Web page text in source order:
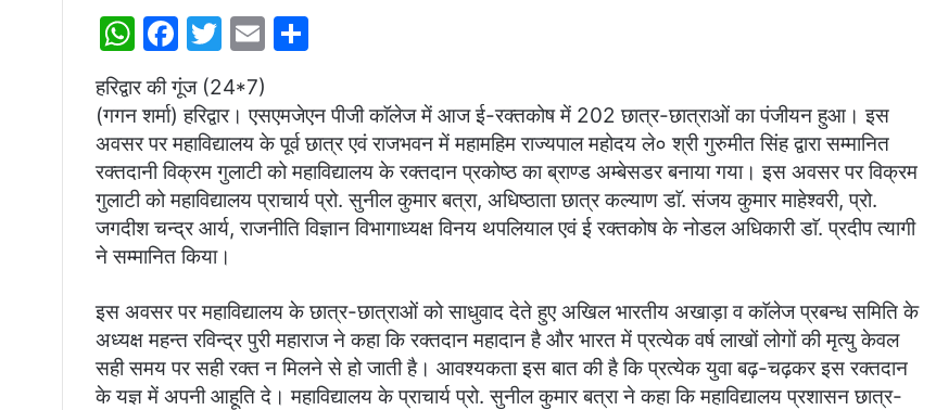
W
at
s
A
p
p
F
a
c
e
b
o
o
k
T
itt
er
E
ai
l
ar
e
हरिद्वार की गूंज (24*7)
(गगन शर्मा) हरिद्वार। एसएमजेएन पीजी काॅलेज में आज ई-रक्तकोष में 202 छात्र-छात्राओं का पंजीयन हुआ। इस
अवसर पर महाविद्यालय के पूर्व छात्र एवं राजभवन में महामहिम राज्यपाल महोदय ले० श्री गुरुमीत सिंह द्वारा सम्मानित
रक्तदानी विक्रम गुलाटी को महाविद्यालय के रक्तदान प्रकोष्ठ का ब्राण्ड अम्बेसडर बनाया गया। इस अवसर पर विक्रम
गुलाटी को महाविद्यालय प्राचार्य प्रो. सुनील कुमार बत्रा, अधिष्ठाता छात्र कल्याण डाॅ. संजय कुमार माहेश्वरी, प्रो.
जगदीश चन्द्र आर्य, राजनीति विज्ञान विभागाध्यक्ष विनय थपलियाल एवं ई रक्तकोष के नोडल अधिकारी डाॅ. प्रदीप त्यागी
ने सम्मानित किया।
इस अवसर पर महाविद्यालय के छात्र-छात्राओं को साधुवाद देते हुए अखिल भारतीय अखाड़ा व काॅलेज प्रबन्ध समिति के
अध्यक्ष महन्त रविन्द्र पुरी महाराज ने कहा कि रक्तदान महादान है और भारत में प्रत्येक वर्ष लाखों लोगों की मृत्यु केवल
सही समय पर सही रक्त न मिलने से हो जाती है। आवश्यकता इस बात की है कि प्रत्येक युवा बढ़-चढ़कर इस रक्तदान
के यज्ञ में अपनी आहूति दे। महाविद्यालय के प्राचार्य प्रो. सुनील कुमार बत्रा ने कहा कि महाविद्यालय प्रशासन छात्र-